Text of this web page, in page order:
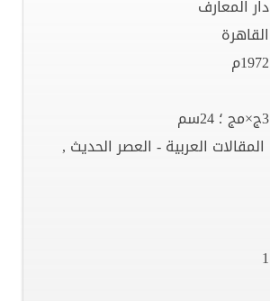
دار المعارف
القاهرة
1972م
3ج×مج ؛ 24سم
المقالات العربية - العصر الحديث ,
1